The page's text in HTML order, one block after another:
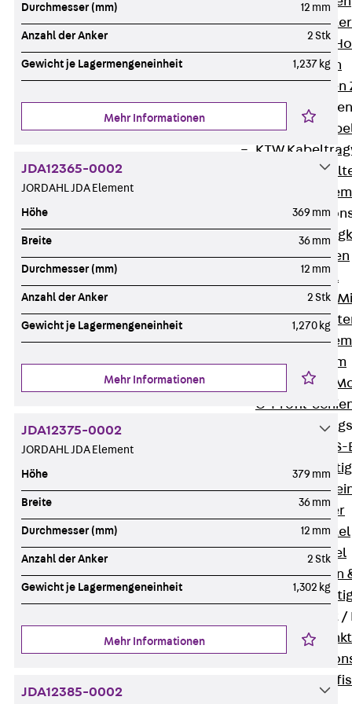
KH Kabelhalter
Hohlleiter-/
Kabelwannen
Kabelschellen
Zurück
KTW
KBH
Zurück
Wandkonsolen
Deckenbügel
Zentral- und
W-Profil-
U-Stiel-System
I-Stiel-System
PUK-STRUT-
C-Profil-
KTS-
Dübel & Anker
Abhängemittel
Schraubmittel
Ankermuttern
Funktionserhalt
Zurück
Durchmesser (mm) 12 mm
Anzahl der Anker 2 Stk
Gewicht je Lagermengeneinheit 1,237 kg
Mehr Informationen
JDA12365-0002
JORDAHL JDA Element
Höhe 369 mm
Breite 36 mm
Durchmesser (mm) 12 mm
Anzahl der Anker 2 Stk
Gewicht je Lagermengeneinheit 1,270 kg
Mehr Informationen
JDA12375-0002
JORDAHL JDA Element
Höhe 379 mm
Breite 36 mm
Durchmesser (mm) 12 mm
Anzahl der Anker 2 Stk
Gewicht je Lagermengeneinheit 1,302 kg
Mehr Informationen
JDA12385-0002